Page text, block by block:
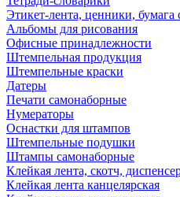
Этикет-лента, ценники, бумага
Альбомы для рисования
Офисные принадлежности
Штемпельная продукция
Штемпельные краски
Датеры
Печати самонаборные
Нумераторы
Оснастки для штампов
Штемпельные подушки
Штампы самонаборные
Клейкая лента, скотч,
Клейкая лента канцелярская